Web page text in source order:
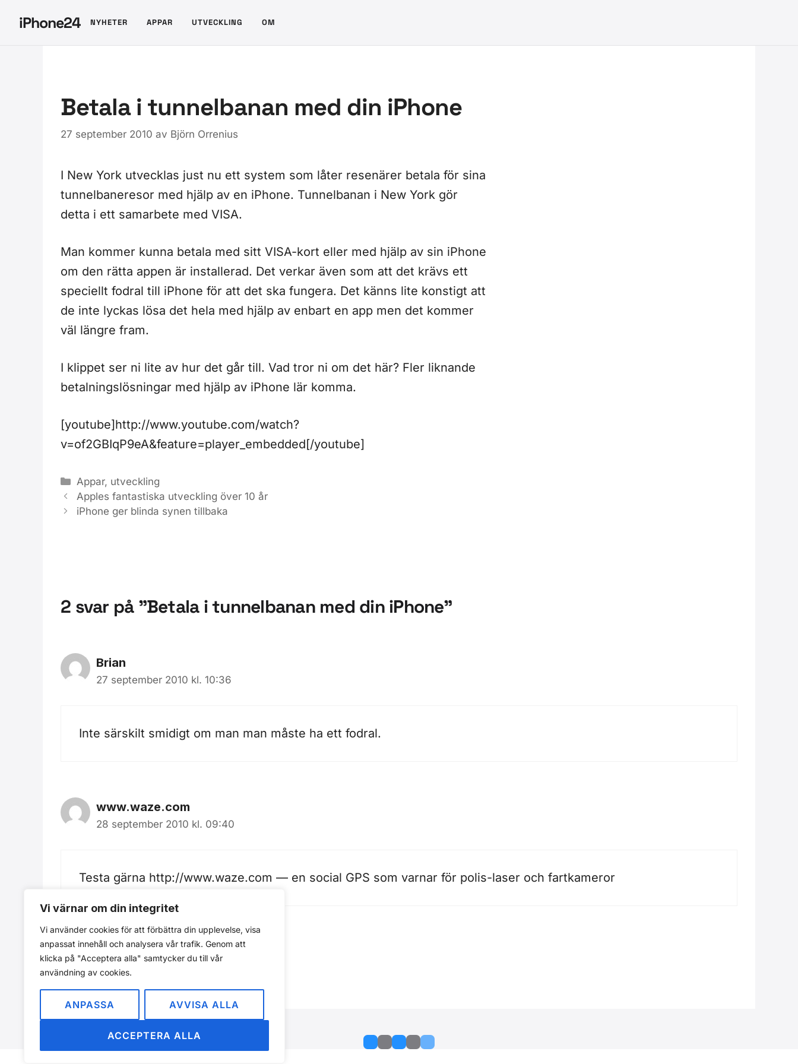
Vi värnar om din integritet
Vi använder cookies för att förbättra din upplevelse, visa
anpassat innehåll och analysera vår trafik. Genom att
klicka på "Acceptera alla" samtycker du till vår
användning av cookies.
ANPASSA AVVISA ALLA
ACCEPTERA ALLA
innehåll
iPhone24 NYHETER APPAR UTVECKLING OM
Betala i tunnelbanan med din iPhone
27 september 2010 av Björn Orrenius
I New York utvecklas just nu ett system som låter resenärer betala för sina
tunnelbaneresor med hjälp av en iPhone. Tunnelbanan i New York gör
detta i ett samarbete med VISA.
Man kommer kunna betala med sitt VISA-kort eller med hjälp av sin iPhone
om den rätta appen är installerad. Det verkar även som att det krävs ett
speciellt fodral till iPhone för att det ska fungera. Det känns lite konstigt att
de inte lyckas lösa det hela med hjälp av enbart en app men det kommer
väl längre fram.
I klippet ser ni lite av hur det går till. Vad tror ni om det här? Fler liknande
betalningslösningar med hjälp av iPhone lär komma.
[youtube]http://www.youtube.com/watch?
v=of2GBIqP9eA&feature=player_embedded[/youtube]
Kategorier
Appar, utveckling
Apples fantastiska utveckling över 10 år
iPhone ger blinda synen tillbaka
2 svar på ”Betala i tunnelbanan med din iPhone”
Brian
27 september 2010 kl. 10:36
Inte särskilt smidigt om man man måste ha ett fodral.
www.waze.com
28 september 2010 kl. 09:40
Testa gärna http://www.waze.com — en social GPS som varnar för polis-laser och fartkameror
Kommentarer är stängda.